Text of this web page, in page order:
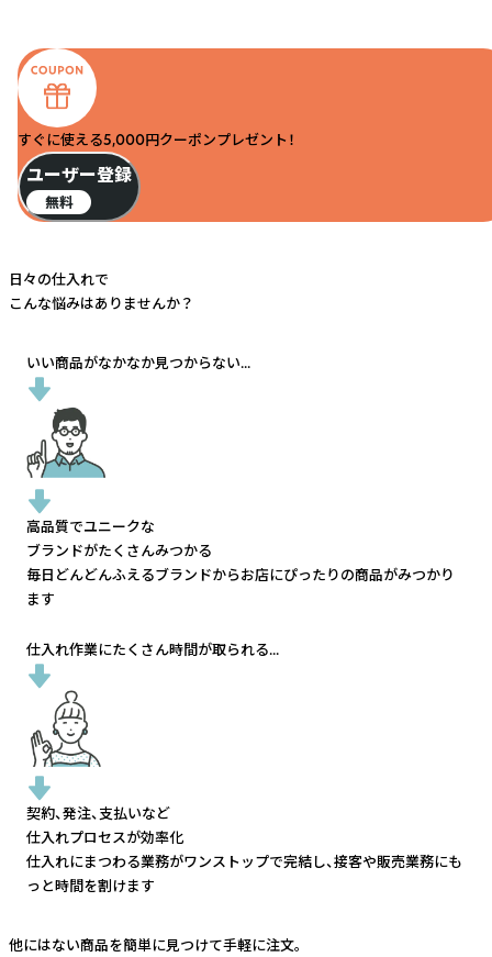
すぐに使える5,000円クーポンプレゼント！
ユーザー登録
無料
日々の仕入れで
こんな悩みはありませんか？
いい商品がなかなか見つからない...
高品質でユニークな
ブランドがたくさんみつかる
毎日どんどんふえるブランドからお店にぴったりの商品がみつかり
ます
仕入れ作業にたくさん時間が取られる...
契約、発注、支払いなど
仕入れプロセスが効率化
仕入れにまつわる業務がワンストップで完結し、接客や販売業務にも
っと時間を割けます
他にはない商品を簡単に見つけて手軽に注文。